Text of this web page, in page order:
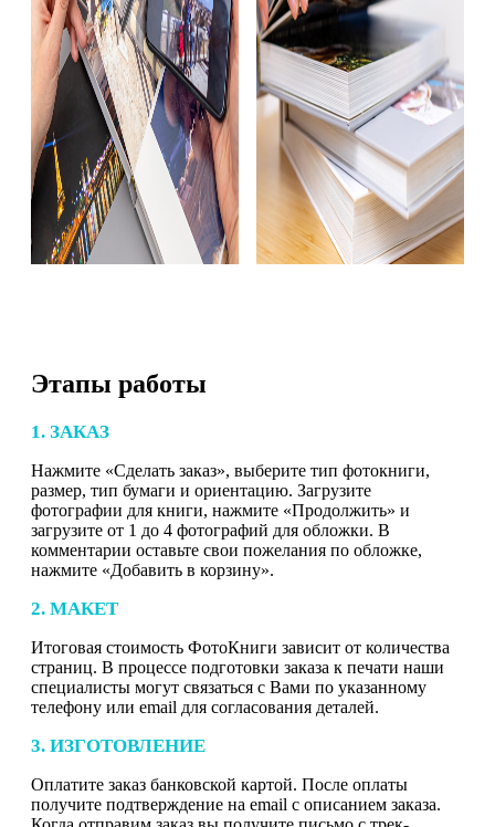
Этапы работы
1. ЗАКАЗ
Нажмите «Сделать заказ», выберите тип фотокниги,
размер, тип бумаги и ориентацию. Загрузите
фотографии для книги, нажмите «Продолжить» и
загрузите от 1 до 4 фотографий для обложки. В
комментарии оставьте свои пожелания по обложке,
нажмите «Добавить в корзину».
2. МАКЕТ
Итоговая стоимость ФотоКниги зависит от количества
страниц. В процессе подготовки заказа к печати наши
специалисты могут связаться с Вами по указанному
телефону или email для согласования деталей.
3. ИЗГОТОВЛЕНИЕ
Оплатите заказ банковской картой. После оплаты
получите подтверждение на email с описанием заказа.